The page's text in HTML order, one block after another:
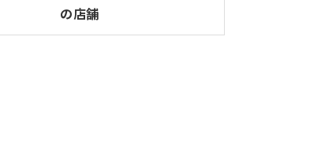
の店舗